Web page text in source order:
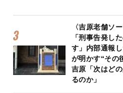
〈吉原老舗ソ
「刑事告発し
す」内部通報
が明かす“その
吉原「次はど
るのか」